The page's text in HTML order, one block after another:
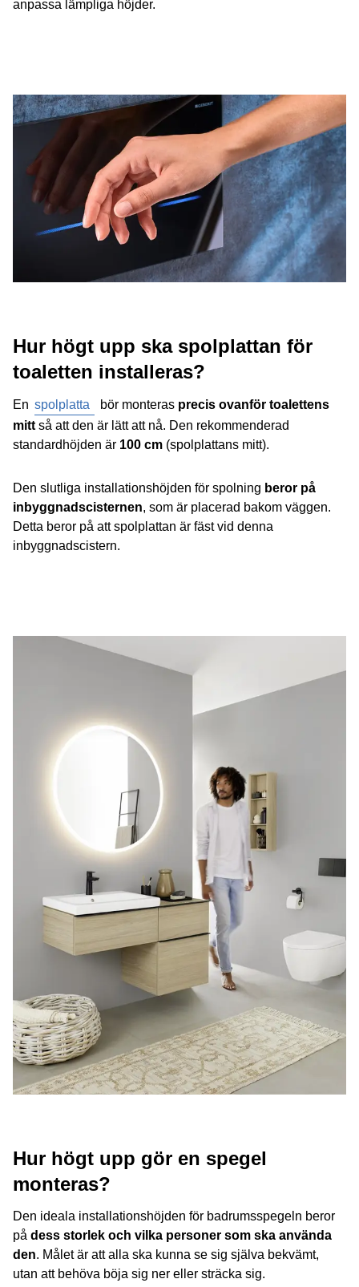
anpassa lämpliga höjder.
Hur högt upp ska spolplattan för
toaletten installeras?
En spolplatta bör monteras precis ovanför toalettens
mitt så att den är lätt att nå. Den rekommenderad
standardhöjden är 100 cm (spolplattans mitt).
Den slutliga installationshöjden för spolning beror på
inbyggnadscisternen, som är placerad bakom väggen.
Detta beror på att spolplattan är fäst vid denna
inbyggnadscistern.
Hur högt upp gör en spegel
monteras?
Den ideala installationshöjden för badrumsspegeln beror
på dess storlek och vilka personer som ska använda
den. Målet är att alla ska kunna se sig själva bekvämt,
utan att behöva böja sig ner eller sträcka sig.